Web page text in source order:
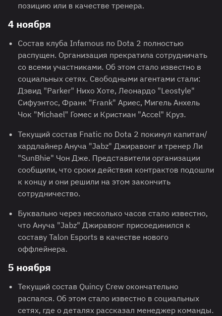
позицию или в качестве тренера.
4 ноября
Состав клуба Infamous по Dota 2 полностью
распущен. Организация прекратила сотрудничать
со всеми участниками. Об этом стало известно в
социальных сетях. Свободными агентами стали:
Дэвид "Parker" Нихо Хоте, Леонардо "Leostyle"
Сифуэнтос, Франк "Frank" Ариес, Мигель Анхель
Чок "Michael" Гомес и Кристиан "Accel" Круз.
Текущий состав Fnatic по Dota 2 покинул капитан/
хардлайнер Ануча "Jabz" Джиравонг и тренер Ли
"SunBhie" Чон Дже. Представители организации
сообщили, что сроки действия контрактов подошли
к концу и они решили на этом закончить
сотрудничество.
Буквально через несколько часов стало известно,
что Ануча "Jabz" Джиравонг присоединился к
составу Talon Esports в качестве нового
оффлейнера.
5 ноября
Текущий состав Quincy Crew окончательно
распался. Об этом стало известно в социальных
сетях, где о деталях рассказал менеджер команды.